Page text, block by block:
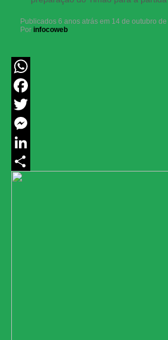
Publicados 6 anos atrás em 14 de outubro
Por infocoweb
WhatsApp
Facebook
Twitter
Messenger
LinkedIn
Share